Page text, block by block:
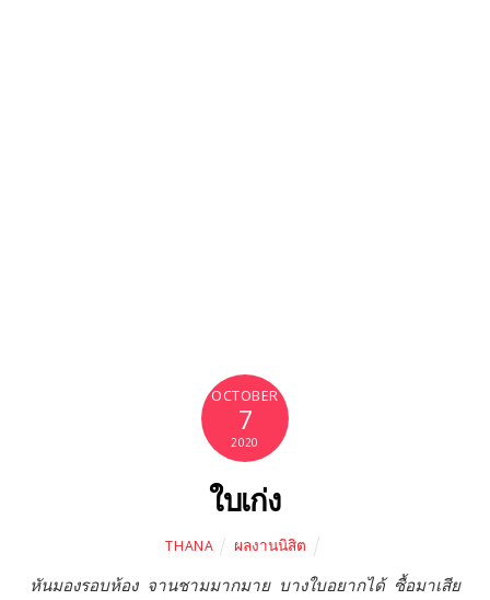
OCTOBER
7
2020
ใบเก่ง
THANA ผลงานนิสิต
หันมองรอบห้อง จานชามมากมาย บางใบอยากได้ ซื้อมาเสีย